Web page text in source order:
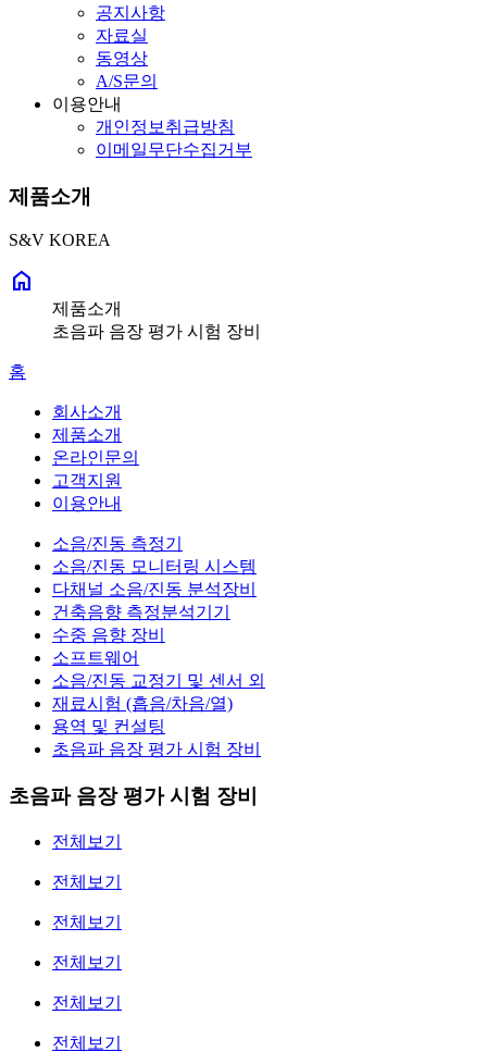
공지사항
자료실
동영상
A/S문의
이용안내
개인정보취급방침
이메일무단수집거부
제품소개
S&V KOREA
home
제품소개
초음파 음장 평가 시험 장비
홈
회사소개
제품소개
온라인문의
고객지원
이용안내
소음/진동 측정기
소음/진동 모니터링 시스템
다채널 소음/진동 분석장비
건축음향 측정분석기기
수중 음향 장비
소프트웨어
소음/진동 교정기 및 센서 외
재료시험 (흡음/차음/열)
용역 및 컨설팅
초음파 음장 평가 시험 장비
초음파 음장 평가 시험 장비
전체보기
전체보기
전체보기
전체보기
전체보기
전체보기